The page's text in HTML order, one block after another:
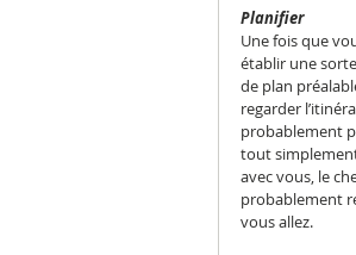
Planifier
Une fois que
établir une
de plan
regarder
probablement
tout
avec vous, le
probablement
vous allez.